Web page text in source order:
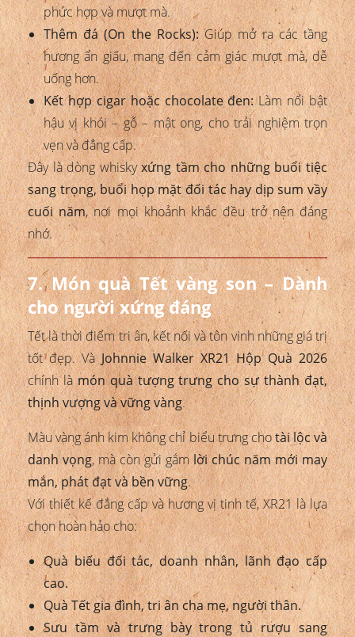
phức hợp và mượt mà.
Thêm đá (On the Rocks):Giúp mở ra các tầng
hương ẩn giấu, mang đến cảm giác mượt mà, dễ
uống hơn.
Kết hợp cigar hoặc chocolate đen:Làm nổi bật
hậu vị khói – gỗ – mật ong, cho trải nghiệm trọn
vẹn và đẳng cấp.
Đây là dòng whiskyxứng tầm cho những buổi tiệc
sang trọng, buổi họp mặt đối tác hay dịp sum vầy
cuối năm, nơi mọi khoảnh khắc đều trở nên đáng
nhớ.
7. Món quà Tết vàng son – Dành
cho người xứng đáng
Tết là thời điểm tri ân, kết nối và tôn vinh những giá trị
tốt đẹp. VàJohnnie Walker XR21 Hộp Quà 2026
chính làmón quà tượng trưng cho sự thành đạt,
thịnh vượng và vững vàng.
Màu vàng ánh kim không chỉ biểu trưng chotài lộc và
danh vọng, mà còn gửi gắmlời chúc năm mới may
mắn, phát đạt và bền vững.
Với thiết kế đẳng cấp và hương vị tinh tế, XR21 là lựa
chọn hoàn hảo cho:
Quà biếu đối tác, doanh nhân, lãnh đạo cấp
cao.
Quà Tết gia đình, tri ân cha mẹ, người thân.
Sưu tầm và trưng bày trong tủ rượu sang